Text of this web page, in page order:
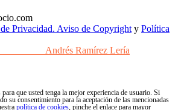
Privacidad. Aviso de Copyright y Política
Andrés Ramírez Lería
que usted tenga la mejor experiencia de usuario. Si
su consentimiento para la aceptación de las mencionadas
política de cookies , pinche el enlace para mayor